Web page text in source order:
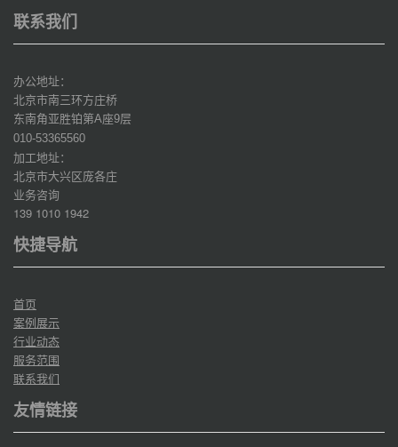
联系我们
办公地址：
北京市南三环方庄桥
东南角亚胜铂第A座9层
010-53365560
加工地址：
北京市大兴区庞各庄
业务咨询
139 1010 1942
快捷导航
首页
案例展示
行业动态
服务范围
联系我们
友情链接